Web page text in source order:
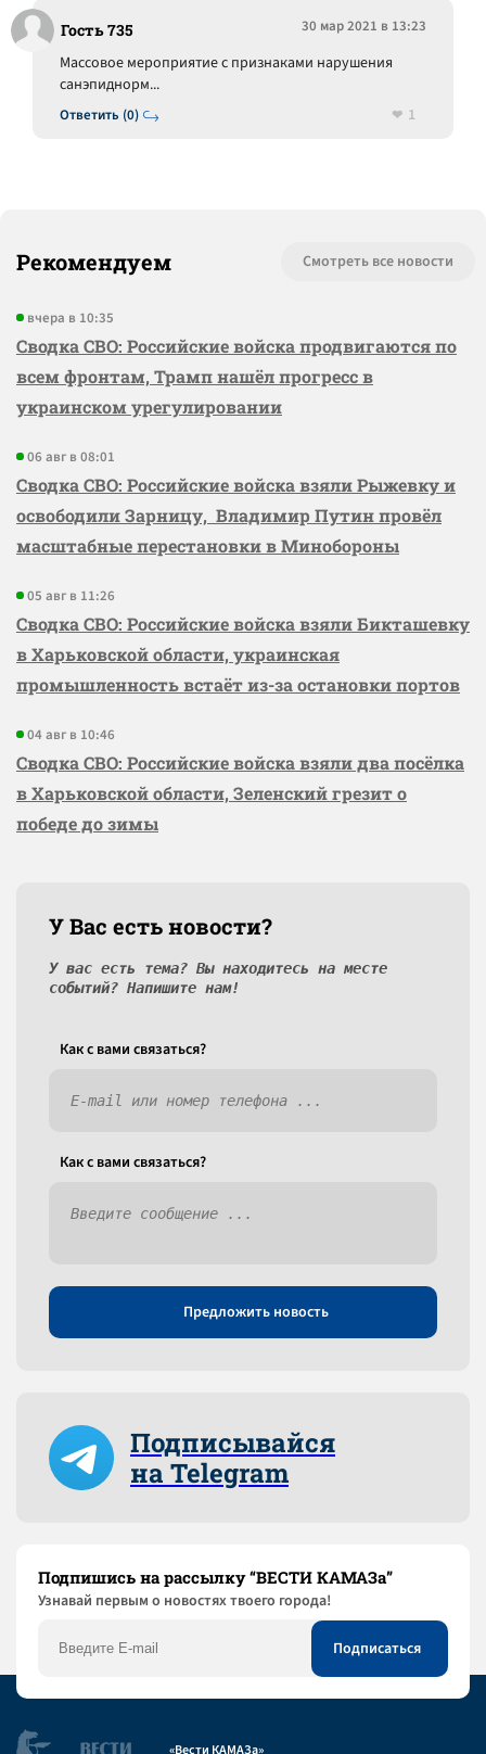
Гость 735 30 мар 2021 в 13:23
Ответить (0)
Массовое мероприятие с признаками нарушения
санэпиднорм...
1
Рекомендуем Смотреть все новости
вчера в 10:35
Сводка СВО: Российские войска продвигаются по
всем фронтам, Трамп нашёл прогресс в
украинском урегулировании
06 авг в 08:01
Сводка СВО: Российские войска взяли Рыжевку и
освободили Зарницу, Владимир Путин провёл
масштабные перестановки в Минобороны
05 авг в 11:26
Сводка СВО: Российские войска взяли Бикташевку
в Харьковской области, украинская
промышленность встаёт из-за остановки портов
04 авг в 10:46
Сводка СВО: Российские войска взяли два посёлка
в Харьковской области, Зеленский грезит о
победе до зимы
У Вас есть новости?
У вас есть тема? Вы находитесь на месте
событий? Напишите нам!
Как c вами связаться?
Как c вами связаться?
Предложить новость
Подписывайся
на Telegram
Подпишись на рассылку “ВЕСТИ КАМАЗа”
Узнaвай первым о новостях твоего города!
«Вести КАМАЗа»